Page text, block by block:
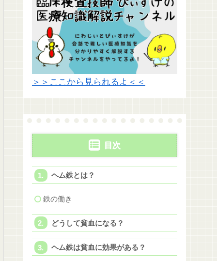
＞＞ここから見られるよ＜＜
目次
ヘム鉄とは？
鉄の働き
どうして貧血になる？
ヘム鉄は貧血に効果がある？